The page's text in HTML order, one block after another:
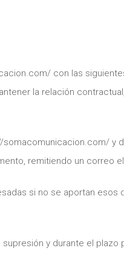
con las
la relación
y
remitiendo un correo
si no se aportan esos
y durante el plazo